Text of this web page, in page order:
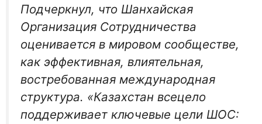
Подчеркнул, что Шанхайская
Организация Сотрудничества
оценивается в мировом сообществе,
как эффективная, влиятельная,
востребованная международная
структура. «Казахстан всецело
поддерживает ключевые цели ШОС: